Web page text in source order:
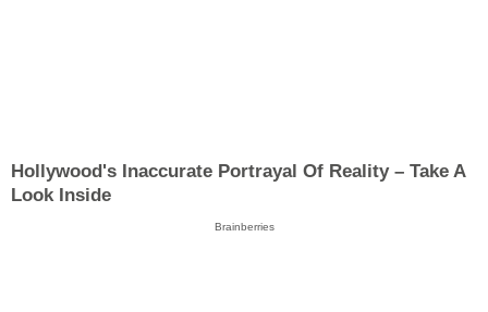
Hollywood's Inaccurate Portrayal Of Reality – Take A
Look Inside
Brainberries